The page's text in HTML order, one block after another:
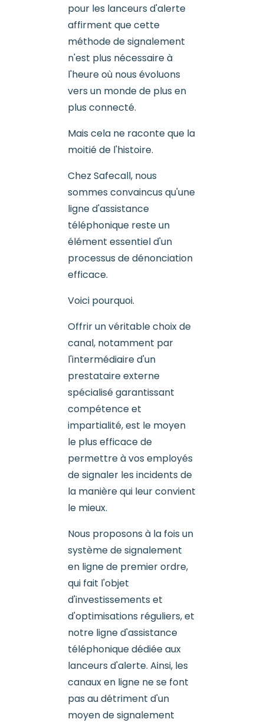
pour les lanceurs d'alerte
affirment que cette
méthode de signalement
n'est plus nécessaire à
l'heure où nous évoluons
vers un monde de plus en
plus connecté.
Mais cela ne raconte que la
moitié de l'histoire.
Chez Safecall, nous
sommes convaincus qu'une
ligne d'assistance
téléphonique reste un
élément essentiel d'un
processus de dénonciation
efficace.
Voici pourquoi.
Offrir un véritable choix de
canal, notamment par
l'intermédiaire d'un
prestataire externe
spécialisé garantissant
compétence et
impartialité, est le moyen
le plus efficace de
permettre à vos employés
de signaler les incidents de
la manière qui leur convient
le mieux.
Nous proposons à la fois un
système de signalement
en ligne de premier ordre,
qui fait l'objet
d'investissements et
d'optimisations réguliers, et
notre ligne d'assistance
téléphonique dédiée aux
lanceurs d'alerte. Ainsi, les
canaux en ligne ne se font
pas au détriment d'un
moyen de signalement